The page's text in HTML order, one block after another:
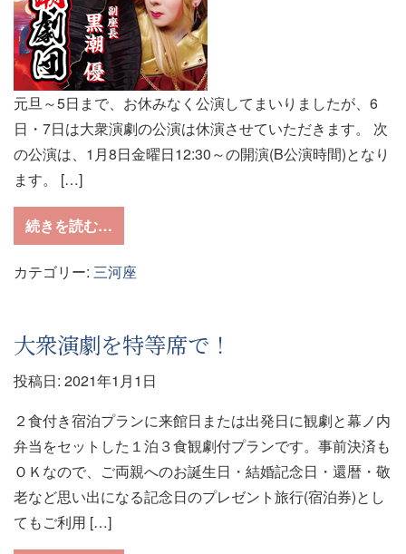
元旦～5日まで、お休みなく公演してまいりましたが、6
日・7日は大衆演劇の公演は休演させていただきます。 次
の公演は、1月8日金曜日12:30～の開演(B公演時間)となり
ます。 […]
続きを読む…
カテゴリー: 三河座
大衆演劇を特等席で！
投稿日: 2021年1月1日
２食付き宿泊プランに来館日または出発日に観劇と幕ノ内
弁当をセットした１泊３食観劇付プランです。事前決済も
ＯＫなので、ご両親へのお誕生日・結婚記念日・還暦・敬
老など思い出になる記念日のプレゼント旅行(宿泊券)とし
てもご利用 […]